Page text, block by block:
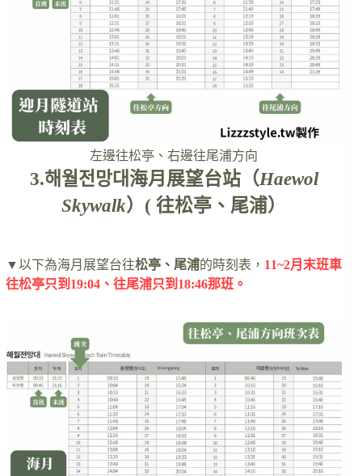
左邊往松亭、右邊往尾浦方向
3.해월전망대海月展望台站（Haewol
Skywalk）( 往松亭、尾浦）
▼以下為海月展望台往松亭、尾浦的時刻表， 11~2月末班車
往松亭只到19:04、往尾浦只到18:46那班。